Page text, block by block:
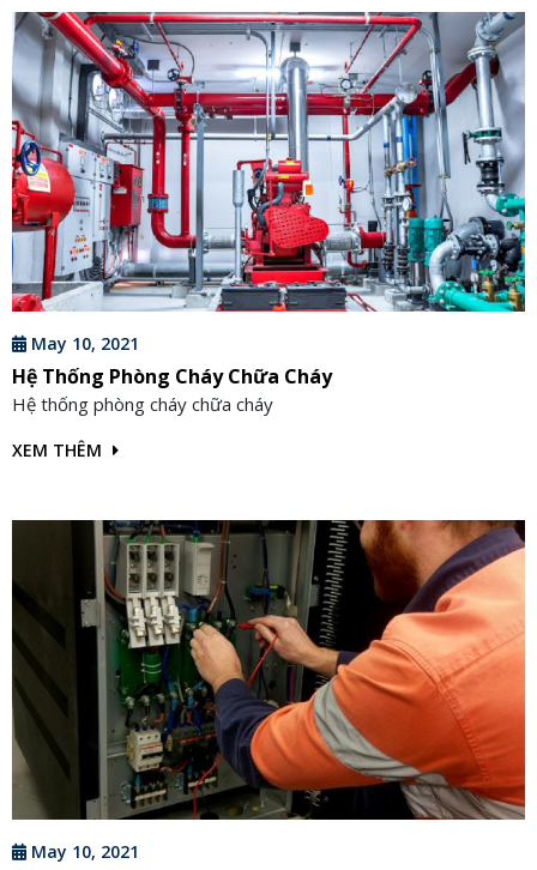
May 10, 2021
Hệ Thống Phòng Cháy Chữa Cháy
Hệ thống phòng cháy chữa cháy
XEM THÊM
May 10, 2021